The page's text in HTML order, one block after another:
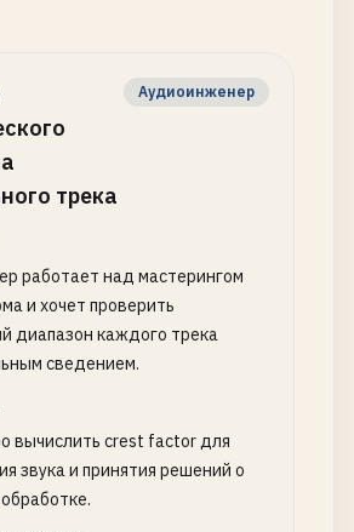
трека
Аудиоинженер
работает над мастерингом
и хочет проверить
диапазон каждого трека
сведением.
вычислить crest factor для
звука и принятия решений о